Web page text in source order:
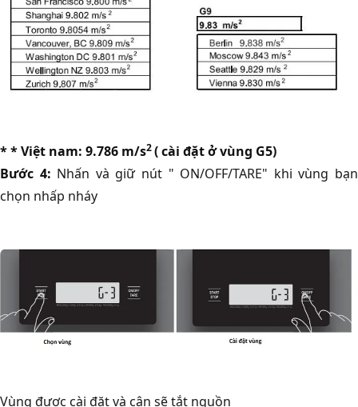
* * Việt nam: 9.786 m/s2( cài đặt ở vùng G5)
Bước 4: Nhấn và giữ nút " ON/OFF/TARE" khi vùng bạn
chọn nhấp nháy
Vùng được cài đặt và cân sẽ tắt nguồn